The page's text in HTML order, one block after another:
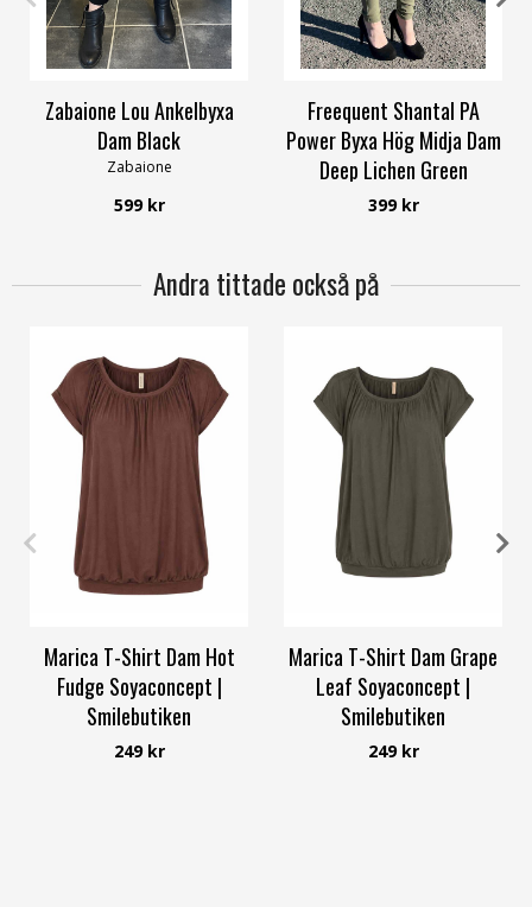
S M L XL XXL
Zabaione Lou Ankelbyxa
Dam Black
Zabaione
599 kr
S M L XL XXL
Freequent Shantal PA
Power Byxa Hög Midja Dam
Deep Lichen Green
Freequent
399 kr
Andra tittade också på
XS 3XL
Marica T-Shirt Dam Hot
Fudge Soyaconcept |
Smilebutiken
Soyaconcept
249 kr
XS XL 3XL
Marica T-Shirt Dam Grape
Leaf Soyaconcept |
Smilebutiken
Soyaconcept
249 kr